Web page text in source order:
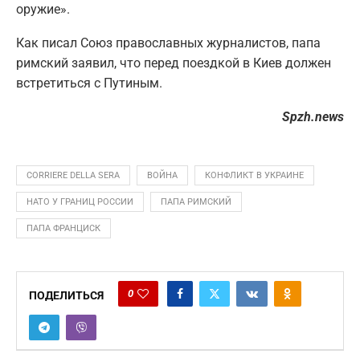
оружие».
Как писал Союз православных журналистов, папа
римский заявил, что перед поездкой в Киев должен
встретиться с Путиным.
Spzh.news
CORRIERE DELLA SERA ВОЙНА КОНФЛИКТ В УКРАИНЕ
НАТО У ГРАНИЦ РОССИИ ПАПА РИМСКИЙ
ПАПА ФРАНЦИСК
ПОДЕЛИТЬСЯ 0